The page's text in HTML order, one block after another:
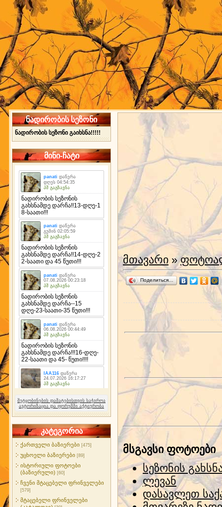
ნადირობის სეზონი
ნადირობის სეზონი გაიხსნა!!!!!
მინი-ჩატი
შეტყობინების დამატებისთვის საჭიროა
ავტორიზაცია და ფორუმში აქტიურობა
კატეგორია
ქართველი ბაზიერები [475]
უცხოელი ბაზიერები [89]
ისტორიული ფოტოები
(ბაზიერული) [60]
ჩვენი მტაცებელი ფრინველები
[579]
მტაცებელი ფრინველები
მთავარი »
Поделиться…
მსგავსი ფოტოები
სეზონის
ლევან
დასავლეთ